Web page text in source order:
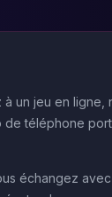
un jeu en ligne,
de téléphone
échangez